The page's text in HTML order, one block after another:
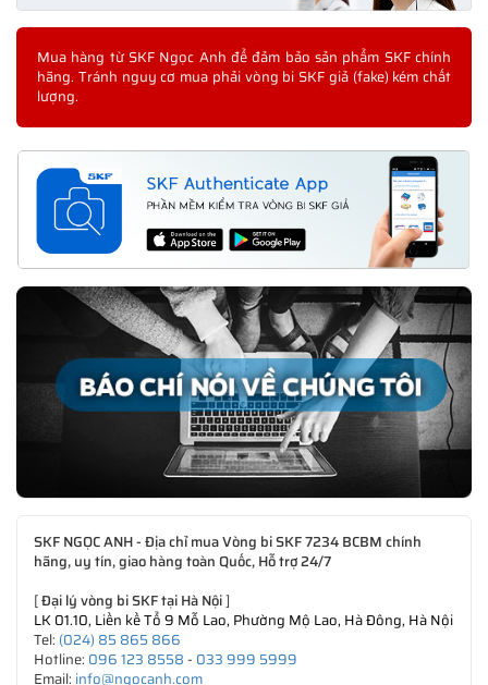
Mua hàng từ SKF Ngọc Anh để đảm bảo sản phẩm SKF chính
hãng. Tránh nguy cơ mua phải vòng bi SKF giả (fake) kém chất
lượng.
SKF NGỌC ANH - Địa chỉ mua Vòng bi SKF 7234 BCBM chính
hãng, uy tín, giao hàng toàn Quốc, Hỗ trợ 24/7
[Đại lý vòng bi SKF tại Hà Nội]
LK 01.10, Liền kề Tổ 9 Mỗ Lao, Phường Mộ Lao, Hà Đông, Hà Nội
Tel: (024) 85 865 866
Hotline: 096 123 8558- 033 999 5999
Email: info@ngocanh.com